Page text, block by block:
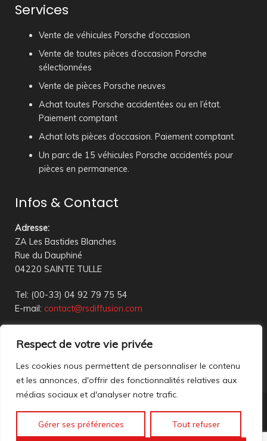
Respect de votre vie privée
Les cookies nous permettent de personnaliser le contenu
et les annonces, d'offrir des fonctionnalités relatives aux
médias sociaux et d'analyser notre trafic.
Gérer ses préférences Tout refuser
Services
Vente de véhicules Porsche d’occasion
Vente de toutes pièces d’occasion Porsche
sélectionnées
Vente de pièces Porsche neuves
Achat toutes Porsche accidentées ou en l’état.
Paiement comptant
Achat lots pièces d’occasion. Paiement comptant.
Un parc de 15 véhicules Porsche accidentés pour
pièces en permanence.
Infos & Contact
Adresse:
ZA Les Bastides Blanches
Rue du Dauphiné
04220 SAINTE TULLE
Tel: (00-33) 04 92 79 75 54
E-mail: contact@rsdiffusion.com
18h00
Réception en magasin sur rendez-vous uniquement
Nous contacter
Mentions légales